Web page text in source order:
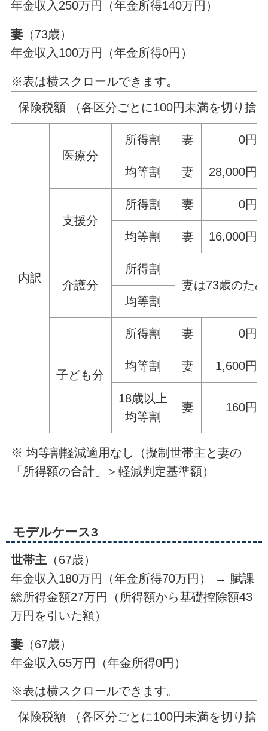
年金収入250万円（年金所得140万円）
妻（73歳）
年金収入100万円（年金所得0円）
※表は横スクロールできます。
保険税額 （各区分ごとに100円未満を切り捨
内訳
医療分
所得割 妻 0円
均等割 妻 28,000円
支援分
所得割 妻 0円
均等割 妻 16,000円
介護分
所得割
妻は73歳のた
均等割
子ども分
所得割 妻 0円
均等割 妻 1,600円
18歳以上
均等割
妻 160円
※ 均等割軽減適用なし（擬制世帯主と妻の
「所得額の合計」＞軽減判定基準額）
モデルケース3
世帯主 （67歳）
年金収入180万円（年金所得70万円） → 賦課
総所得金額27万円（所得額から基礎控除額43
万円を引いた額）
妻（67歳）
年金収入65万円（年金所得0円）
※表は横スクロールできます。
保険税額 （各区分ごとに100円未満を切り捨